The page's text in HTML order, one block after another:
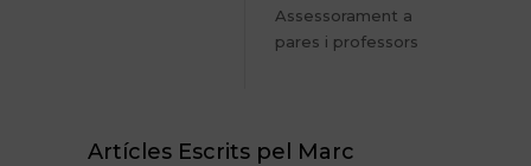
Assessorament a
pares i professors
Artícles Escrits pel Marc